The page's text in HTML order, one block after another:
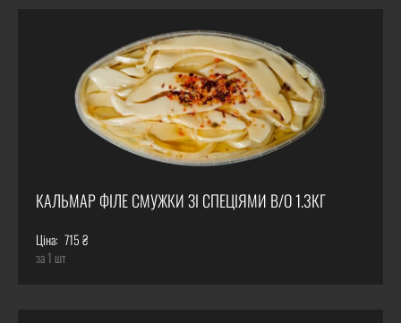
КАЛЬМАР ФІЛЕ СМУЖКИ ЗІ СПЕЦІЯМИ В/О 1.3КГ
Ціна: 715 ₴
за 1 шт